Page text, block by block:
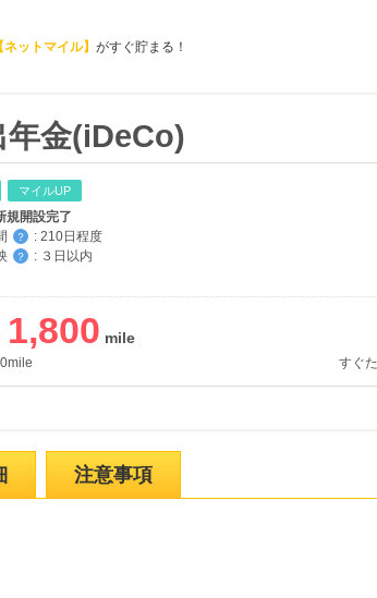
【ネットマイル】 がすぐ貯まる！
年金(iDeCo)
マイルUP
規開設完了
？ : 210日程度
？ : ３日以内
1,800
すぐ
注意事項